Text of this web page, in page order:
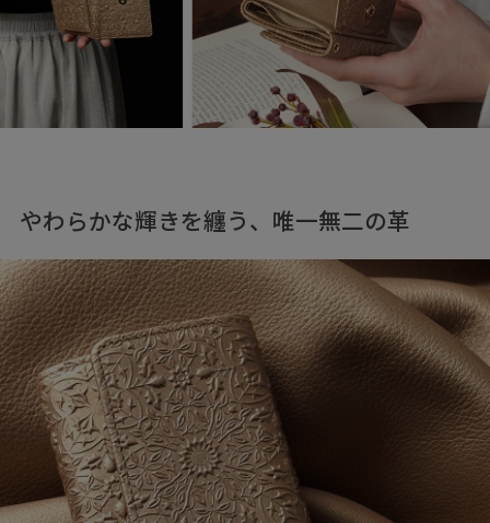
やわらかな輝きを纏う、唯一無二の革